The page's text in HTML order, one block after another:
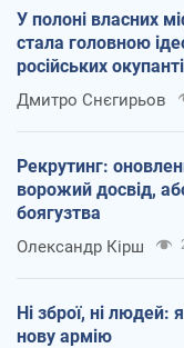
У полоні власних
стала головною
російських
Дмитро Снєгирьов
Рекрутинг:
ворожий досвід,
боягузтва
Олександр Кірш
Ні зброї, ні
нову армію